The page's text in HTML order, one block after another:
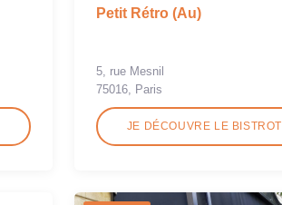
Petit Rétro (Au)
5, rue Mesnil
75016, Paris
JE DÉCOUVRE LE BISTROT